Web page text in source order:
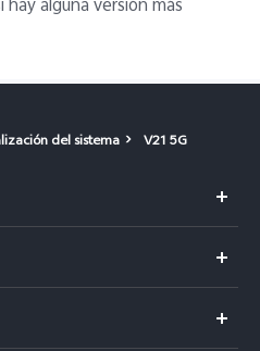
hay alguna versión más
del sistema V21 5G